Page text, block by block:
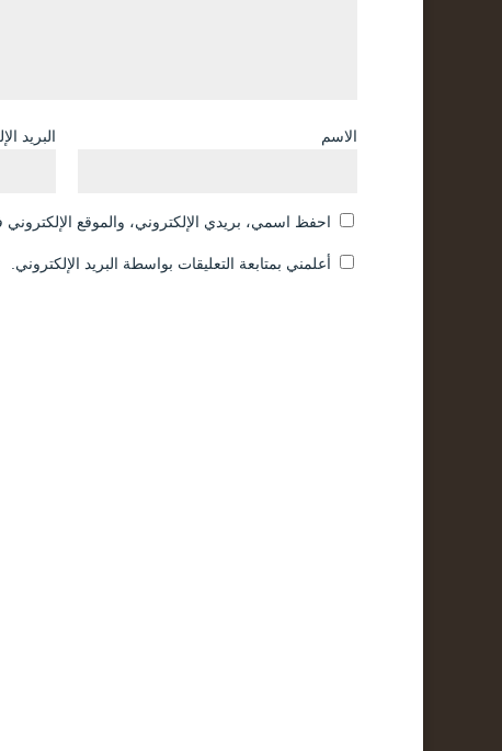
الاسم البريد
احفظ اسمي، بريدي الإلكتروني، والموقع
أعلمني بمتابعة التعليقات بواسطة البريد الإلكتروني.